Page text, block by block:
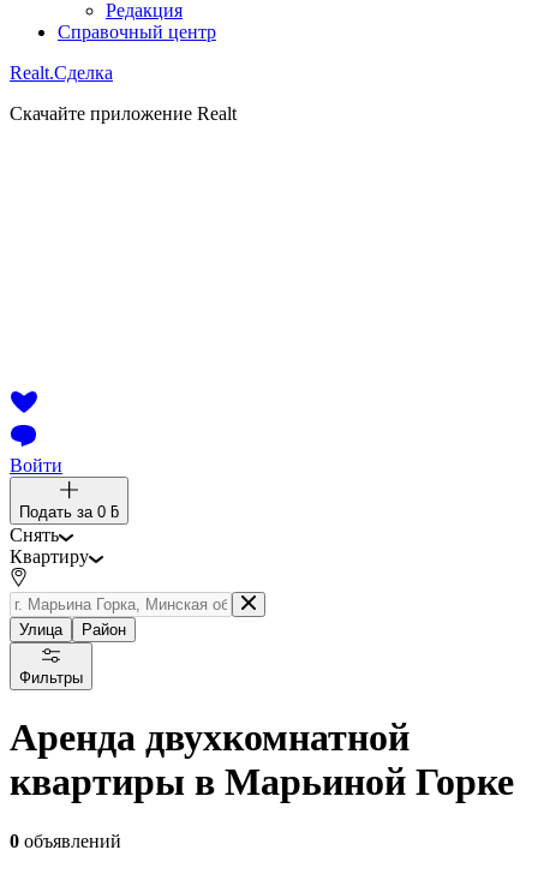
Редакция
Справочный центр
Realt.Сделка
Скачайте приложение Realt
Войти
Подать за 0 ƃ
Снять
Квартиру
Улица Район
Фильтры
Аренда двухкомнатной
квартиры в Марьиной Горке
0 объявлений